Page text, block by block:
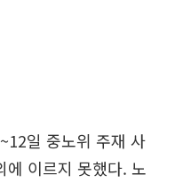
일 중노위 주재 사
에 이르지 못했다. 노